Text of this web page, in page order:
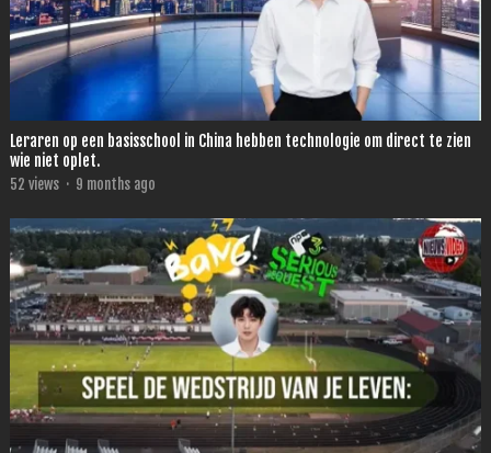
Leraren op een basisschool in China hebben technologie om direct te zien
wie niet oplet.
52 views · 9 months ago